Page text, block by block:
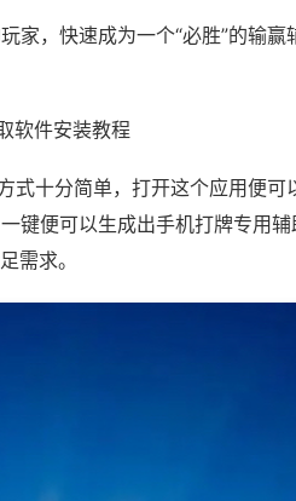
家，快速成为一个“必胜”的输赢
软件安装教程
式十分简单，打开这个应用便可
键便可以生成出手机打牌专用
需求。